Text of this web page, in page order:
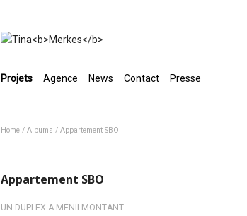
Projets Agence News Contact Presse
Home / Albums / Appartement SBO
Appartement SBO
UN DUPLEX A MENILMONTANT